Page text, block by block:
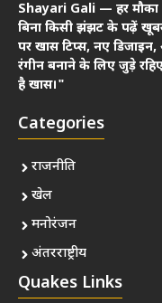
Shayari Gali — हर
बिना किसी झंझट के पढ़ें
पर खास टिप्स, नए
रंगीन बनाने के लिए जुड़े
है खास।"
Categories
राजनीति
खेल
मनोरंजन
अंतरराष्ट्रीय
Quakes Links